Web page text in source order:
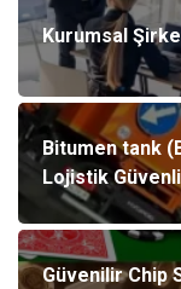
Kurumsal
Bitumen tank
Lojistik
Güvenilir Chip